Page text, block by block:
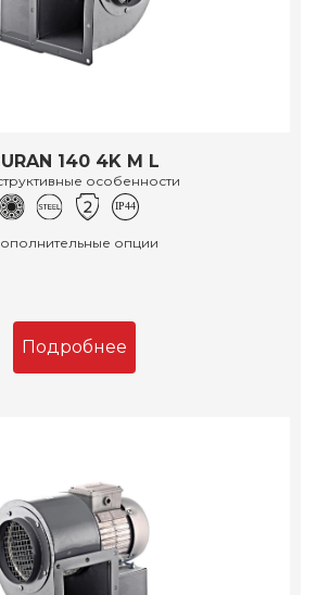
140 4K M L
особенности
опции
Подробнее